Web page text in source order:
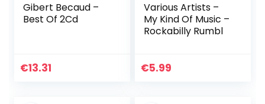
Gibert Becaud –
Best Of 2Cd
€13.31
Various Artists –
My Kind Of Music –
Rockabilly Rumbl
€5.99